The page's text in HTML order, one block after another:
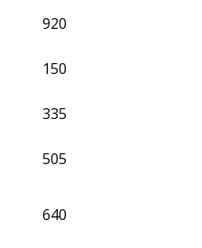
920
150
335
505
640